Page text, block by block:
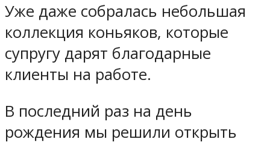
Уже даже собралась небольшая
коллекция коньяков, которые
супругу дарят благодарные
клиенты на работе.
В последний раз на день
рождения мы решили открыть